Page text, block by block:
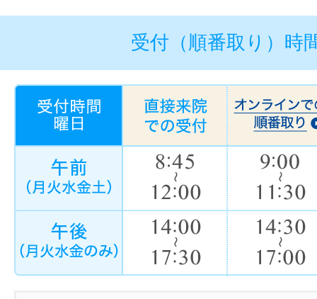
受付（順番取り）時